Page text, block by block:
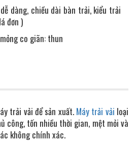
dàng, chiều dài bàn trải, kiểu trải
đơn )
co giãn: thun
trải vải để sản xuất. Máy trải vải loại
công, tốn nhiều thời gian, mệt mỏi và
không chính xác.